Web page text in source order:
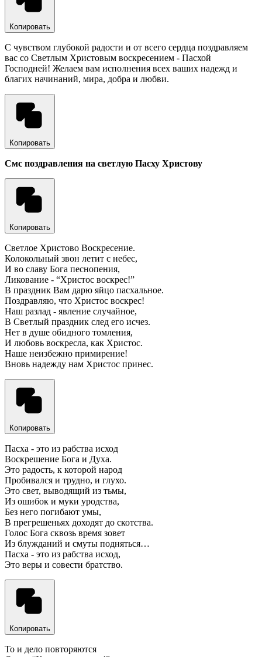
Копировать
С чувством глубокой радости и от всего сердца поздравляем
вас со Светлым Христовым воскресением - Пасхой
Господней! Желаем вам исполнения всех ваших надежд и
благих начинаний, мира, добра и любви.
Копировать
Смс поздравления на светлую Пасху Христову
Копировать
Светлое Христово Воскресение.
Колокольный звон летит с небес,
И во славу Бога песнопения,
Ликование - “Христос воскрес!”
В праздник Вам дарю яйцо пасхальное.
Поздравляю, что Христос воскрес!
Наш разлад - явление случайное,
В Светлый праздник след его исчез.
Нет в душе обидного томления,
И любовь воскресла, как Христос.
Наше неизбежно примирение!
Вновь надежду нам Христос принес.
Копировать
Пасха - это из рабства исход
Воскрешение Бога и Духа.
Это радость, к которой народ
Пробивался и трудно, и глухо.
Это свет, выводящий из тьмы,
Из ошибок и муки уродства,
Без него погибают умы,
В прегрешеньях доходят до скотства.
Голос Бога сквозь время зовет
Из блужданий и смуты подняться…
Пасха - это из рабства исход,
Это веры и совести братство.
Копировать
То и дело повторяются